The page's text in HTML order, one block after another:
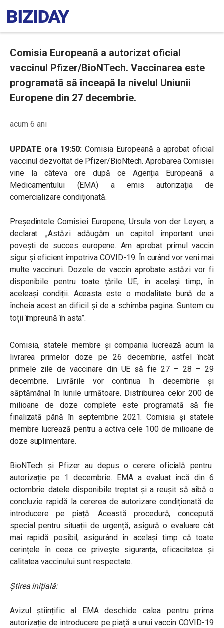
Comisia Europeană a autorizat oficial
vaccinul Pfizer/BioNTech. Vaccinarea este
programată să înceapă la nivelul Uniunii
Europene din 27 decembrie.
acum 6 ani
UPDATE ora 19:50:Comisia Europeană a aprobat oficial
vaccinul dezvoltat de Pfizer/BioNtech. Aprobarea Comisiei
vine la câteva ore după ce Agenția Europeană a
Medicamentului (EMA) a emis autorizația de
comercializare condiționată.
Președintele Comisiei Europene, Ursula von der Leyen, a
declarat: „Astăzi adăugăm un capitol important unei
povești de succes europene. Am aprobat primul vaccin
sigur și eficient împotriva COVID-19. În curând vor veni mai
multe vaccinuri. Dozele de vaccin aprobate astăzi vor fi
disponibile pentru toate țările UE, în același timp, în
aceleași condiții. Aceasta este o modalitate bună de a
încheia acest an dificil și de a schimba pagina. Suntem cu
toții împreună în asta”.
Comisia, statele membre și compania lucrează acum la
livrarea primelor doze pe 26 decembrie, astfel încât
primele zile de vaccinare din UE să fie 27 – 28 – 29
decembrie. Livrările vor continua în decembrie și
săptămânal în lunile următoare. Distribuirea celor 200 de
milioane de doze complete este programată să fie
finalizată până în septembrie 2021. Comisia și statele
membre lucrează pentru a activa cele 100 de milioane de
doze suplimentare.
BioNTech și Pfizer au depus o cerere oficială pentru
autorizație pe 1 decembrie. EMA a evaluat încă din 6
octombrie datele disponibile treptat și a reușit să aibă o
concluzie rapidă la cererea de autorizare condiționată de
introducere pe piață. Această procedură, concepută
special pentru situații de urgență, asigură o evaluare cât
mai rapidă posibil, asigurând în același timp că toate
cerințele în ceea ce privește siguranța, eficacitatea și
calitatea vaccinului sunt respectate.
Știrea inițială:
Avizul științific al EMA deschide calea pentru prima
autorizație de introducere pe piață a unui vaccin COVID-19